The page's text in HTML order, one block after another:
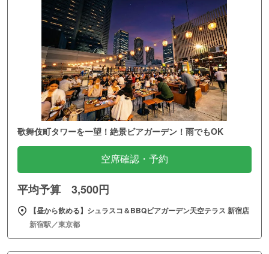
歌舞伎町タワーを一望！絶景ビアガーデン！雨でもOK
空席確認・予約
平均予算 3,500円
【昼から飲める】シュラスコ＆BBQビアガーデン天空テラス 新宿店
新宿駅／東京都